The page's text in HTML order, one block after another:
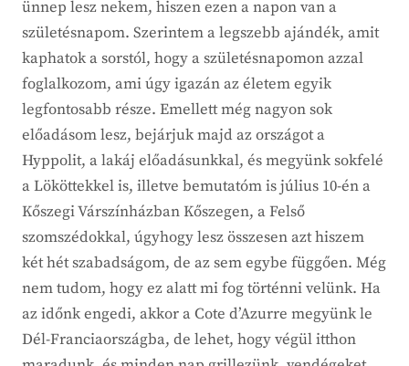
ünnep lesz nekem, hiszen ezen a napon van a
születésnapom. Szerintem a legszebb ajándék, amit
kaphatok a sorstól, hogy a születésnapomon azzal
foglalkozom, ami úgy igazán az életem egyik
legfontosabb része. Emellett még nagyon sok
előadásom lesz, bejárjuk majd az országot a
Hyppolit, a lakáj előadásunkkal, és megyünk sokfelé
a Lököttekkel is, illetve bemutatóm is július 10-én a
Kőszegi Várszínházban Kőszegen, a Felső
szomszédokkal, úgyhogy lesz összesen azt hiszem
két hét szabadságom, de az sem egybe függően. Még
nem tudom, hogy ez alatt mi fog történni velünk. Ha
az időnk engedi, akkor a Cote d’Azurre megyünk le
Dél-Franciaországba, de lehet, hogy végül itthon